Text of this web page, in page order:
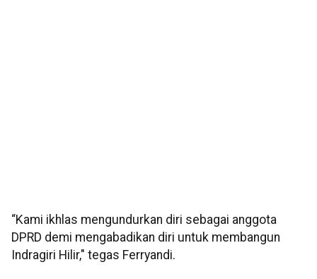
“Kami ikhlas mengundurkan diri sebagai anggota
DPRD demi mengabadikan diri untuk membangun
Indragiri Hilir," tegas Ferryandi.